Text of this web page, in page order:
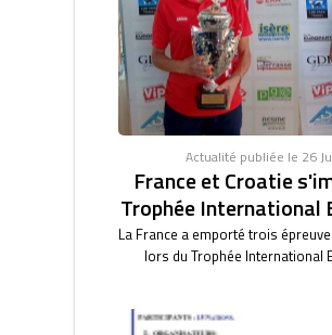
Actualité publiée le 26
France et Croatie
Trophée International
La France a emporté trois
lors du Trophée International